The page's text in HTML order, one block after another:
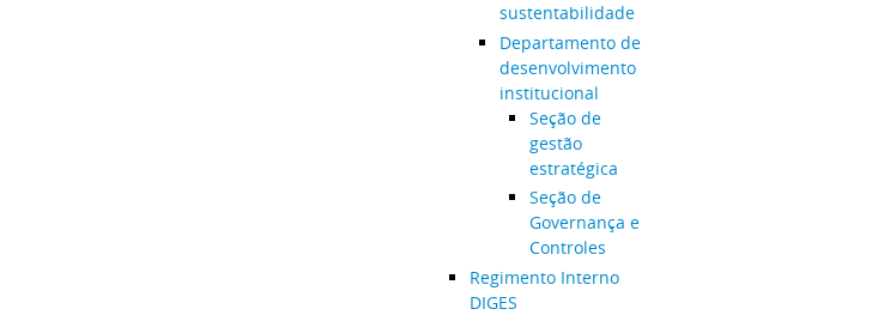
sustentabilidade
Departamento de
desenvolvimento
institucional
Seção de
gestão
estratégica
Seção de
Governança e
Controles
Regimento Interno
DIGES